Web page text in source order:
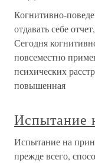
Когнитивно-
отдавать себе
Сегодня
повсеместно
психических
повышенная
Испытание
Испытание на
прежде всего,